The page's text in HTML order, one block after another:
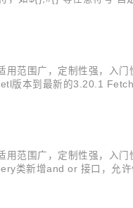
范围广，定制性强，入
版本到最新的3.20.1
范围广，定制性强，入
类新增and or 接口，允